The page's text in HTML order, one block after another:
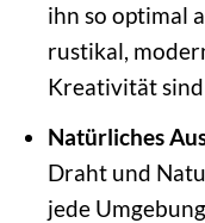
ihn so optimal
rustikal,
Kreativität sind
Natürliches
Draht und
jede